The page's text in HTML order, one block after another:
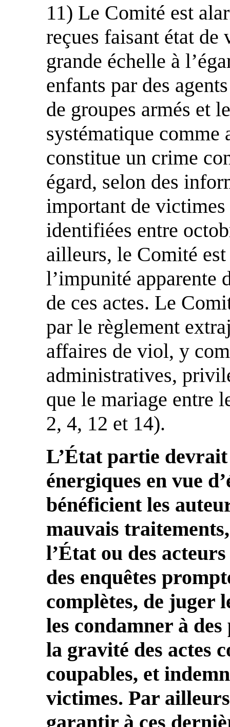
11) Le Comité est
reçues faisant état de
grande échelle à
enfants par des
de groupes armés et
systématique comme
constitue un crime
égard, selon des
important de
identifiées entre
ailleurs, le Comité
l’impunité apparente
de ces actes. Le
par le règlement
affaires de viol, y
administratives,
que le mariage entre
2, 4, 12 et 14).
L’État partie
énergiques en vue
bénéficient les
mauvais
l’État ou des
des enquêtes
complètes, de juger
les condamner à
la gravité des actes
coupables, et
victimes. Par
garantir à ces